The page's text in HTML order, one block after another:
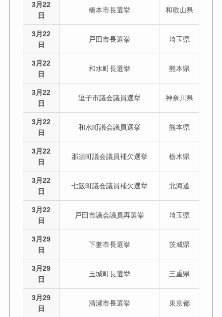
3月22
日
橋本市長選挙 和歌山県
3月22
日
戸田市長選挙 埼玉県
3月22
日
和水町長選挙 熊本県
3月22
日
逗子市議会議員選挙 神奈川県
3月22
日
和水町議会議員選挙 熊本県
3月22
日
那須町議会議員補欠選挙 栃木県
3月22
日
七飯町議会議員補欠選挙 北海道
3月22
日
戸田市議会議員再選挙 埼玉県
3月29
日
下妻市長選挙 茨城県
3月29
日
玉城町長選挙 三重県
3月29
日
清瀬市長選挙 東京都